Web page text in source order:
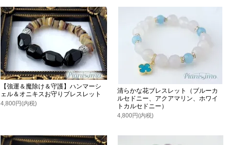
【強運＆魔除け＆守護】ハンマーシ
ェル＆オニキスお守りブレスレット
4,800円(内税)
清らかな花ブレスレット（ブルーカ
ルセドニー、アクアマリン、ホワイ
トカルセドニー）
4,800円(内税)